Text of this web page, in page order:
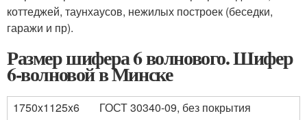
коттеджей, таунхаусов, нежилых построек (беседки,
гаражи и пр).
Размер шифера 6 волнового. Шифер
6-волновой в Минске
1750x1125x6
ГОСТ 30340-09, без покрытия